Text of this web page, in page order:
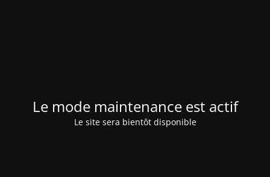
Le mode maintenance est actif
Le site sera bientôt disponible